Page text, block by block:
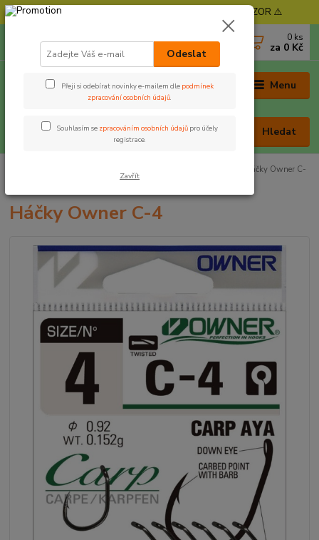
⚠️ POZOR - Objednávky expedujeme od 11. 8. - POZOR ⚠️
Menu
Hledat
0 ks
za 0 Kč
Háčky Owner C-
Háčky Owner C-4
Odeslat
Přeji si odebírat novinky e-mailem dle podmínek
zpracování osobních údajů.
Souhlasím se zpracováním osobních údajů pro účely
registrace.
Zavřít